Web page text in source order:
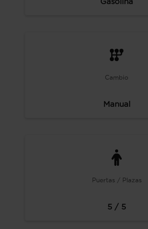
Cambio
Manual
Puertas / Plazas
5 / 5